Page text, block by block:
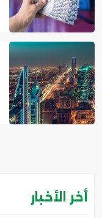
أخر الأخبار